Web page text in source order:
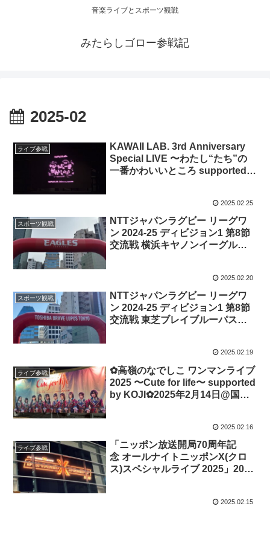
音楽ライブとスポーツ観戦
みたらしゴロー参戦記
2025-02
ライブ参戦
KAWAII LAB. 3rd Anniversary
Special LIVE 〜わたし“たち”の
一番かわいいところ supported
2025.02.25
スポーツ観戦
NTTジャパンラグビー リーグワ
ン 2024-25 ディビジョン1 第8節
交流戦 横浜キヤノンイーグルス
2025.02.20
スポーツ観戦
NTTジャパンラグビー リーグワ
ン 2024-25 ディビジョン1 第8節
交流戦 東芝ブレイブルーパス東
2025.02.19
ライブ参戦
✿︎高嶺のなでしこ ワンマンライブ
2025 〜Cute for life〜 supported
by KOJI✿︎2025年2月14日@国立
2025.02.16
ライブ参戦
「ニッポン放送開局70周年記
念 オールナイトニッポンX(クロ
ス)スペシャルライブ 2025」2025
2025.02.15